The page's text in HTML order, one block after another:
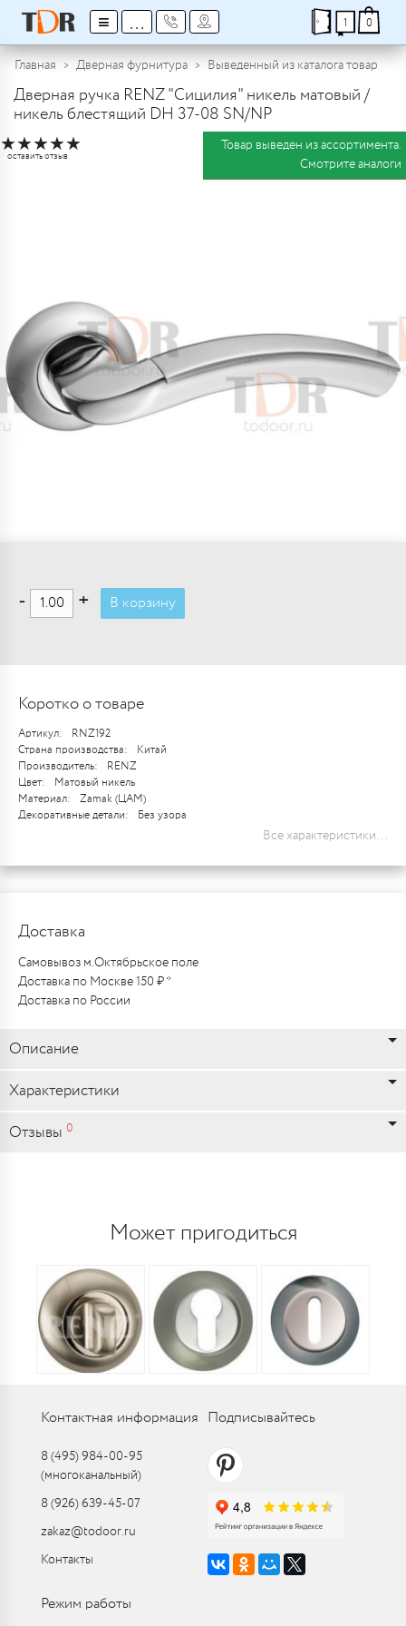
≡ ... 1 0
Главная Дверная фурнитура Выведенный из каталога товар
Дверная ручка RENZ "Сицилия" никель матовый /
никель блестящий DH 37-08 SN/NP
★★★★★
оставить отзыв
Товар выведен из ассортимента.
Смотрите аналоги
- + В корзину
Коротко о товаре
Артикул:
RNZ192
Страна производства:
Китай
Производитель:
RENZ
Цвет:
Матовый никель
Материал:
Zamak (ЦАМ)
Декоративные детали:
Без узора
Все характеристики...
Доставка
Самовывоз м.Октябрьское поле
Доставка по Москве 150 ₽ *
Доставка по России
Описание
Характеристики
Отзывы 0
Может пригодиться
Контактная информация
8 (495) 984-00-95
(многоканальный)
8 (926) 639-45-07
zakaz@todoor.ru
Контакты
Подписывайтесь
Режим работы